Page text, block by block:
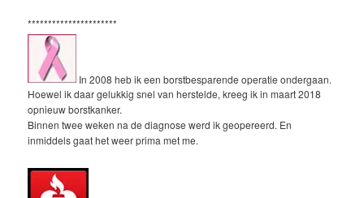
**********************
In 2008 heb ik een borstbesparende operatie ondergaan.
Hoewel ik daar gelukkig snel van herstelde, kreeg ik in maart 2018
opnieuw borstkanker.
Binnen twee weken na de diagnose werd ik geopereerd. En
inmiddels gaat het weer prima met me.